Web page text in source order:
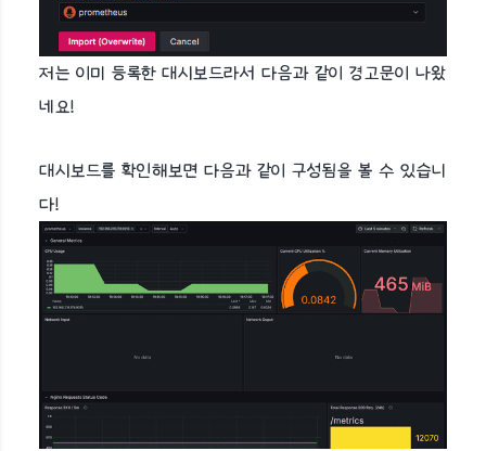
저는 이미 등록한 대시보드라서 다음과 같이 경고문이 나왔
네요!
대시보드를 확인해보면 다음과 같이 구성됨을 볼 수 있습니
다!